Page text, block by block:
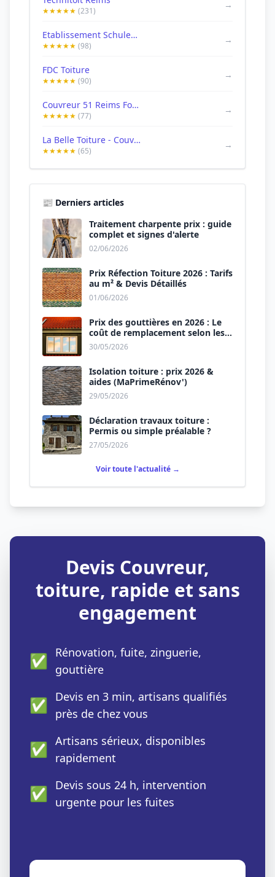
★★★★★ (231)
→
Etablissement Schuler | Couvreur à Reims Dépannage fuite
★★★★★ (98)
→
FDC Toiture
★★★★★ (90)
→
Couvreur 51 Reims Foisotte couverture charpente zinguerie
★★★★★ (77)
→
La Belle Toiture - Couvreur Reims | Réparation Remplacement Étanchéité Démoussage Tuiles Couverture 51 Marne
★★★★★ (65)
→
📰 Derniers articles
Traitement charpente prix : guide
complet et signes d'alerte
02/06/2026
Prix Réfection Toiture 2026 : Tarifs
au m² & Devis Détaillés
01/06/2026
Prix des gouttières en 2026 : Le
coût de remplacement selon les
matériaux
30/05/2026
Isolation toiture : prix 2026 &
aides (MaPrimeRénov')
29/05/2026
Déclaration travaux toiture :
Permis ou simple préalable ?
27/05/2026
Voir toute l'actualité →
Devis Couvreur,
toiture, rapide et sans
engagement
✅ Rénovation, fuite, zinguerie,
gouttière
✅ Devis en 3 min, artisans qualifiés
près de chez vous
✅ Artisans sérieux, disponibles
rapidement
✅ Devis sous 24 h, intervention
urgente pour les fuites